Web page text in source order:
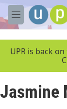
Skip to main
M
e
UPR is back
Jasmine